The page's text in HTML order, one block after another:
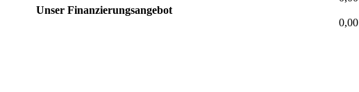
Unser Finanzierungsangebot
0,00